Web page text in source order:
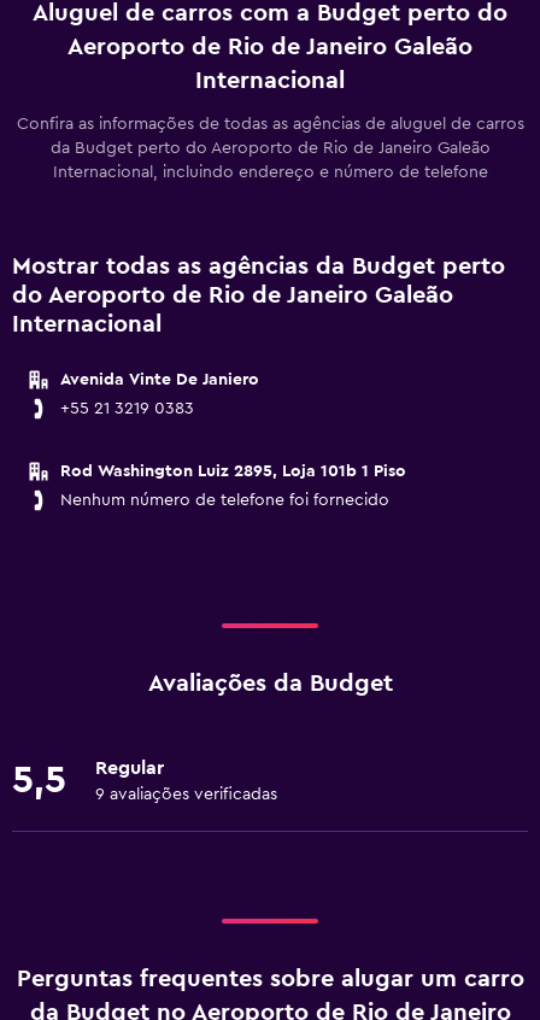
Aluguel de carros com a Budget perto do
Aeroporto de Rio de Janeiro Galeão
Internacional
Confira as informações de todas as agências de aluguel de carros
da Budget perto do Aeroporto de Rio de Janeiro Galeão
Internacional, incluindo endereço e número de telefone
Mostrar todas as agências da Budget perto
do Aeroporto de Rio de Janeiro Galeão
Internacional
Avenida Vinte De Janiero
+55 21 3219 0383
Rod Washington Luiz 2895, Loja 101b 1 Piso
Nenhum número de telefone foi fornecido
Avaliações da Budget
5,5 Regular
9 avaliações verificadas
Perguntas frequentes sobre alugar um carro
da Budget no Aeroporto de Rio de Janeiro